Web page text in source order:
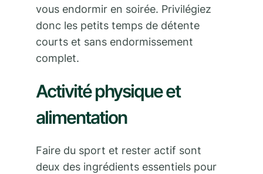
vous endormir en soirée. Privilégiez
donc les petits temps de détente
courts et sans endormissement
complet.
Activité physique et
alimentation
Faire du sport et rester actif sont
deux des ingrédients essentiels pour